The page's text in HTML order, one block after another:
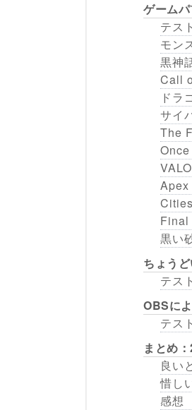
ゲーム
テス
モン
黒
Call
ド
サイ
The
黒
ちょう
テス
OBSに
テス
まとめ
良い
惜し
感想